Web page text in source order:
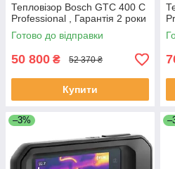
Тепловізор Bosch GTC 400 C
Professional , Гарантія 2 роки
Готово до відправки
50 800 ₴ 52 370 ₴
Купити
–3%